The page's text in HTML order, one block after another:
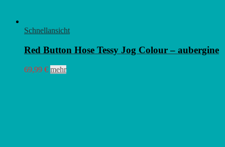
Schnellansicht
Red Button Hose Tessy Jog Colour – aubergine
69,99 € mehrDieses